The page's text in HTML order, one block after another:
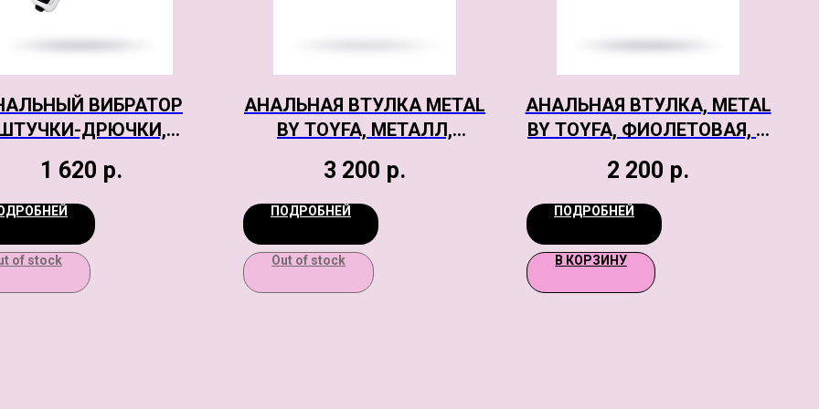
ВИБРАТОР
ДРЮЧКИ,
СМ
1 620 р.
of stock
АНАЛЬНАЯ ВТУЛКА METAL
BY TOYFA, МЕТАЛЛ,
КРИСТАЛЛОМ, 10,5 СМ, Ø 4
СМ, 165 Г
3 200 р.
ПОДРОБНЕЙ
Out of stock
АНАЛЬНАЯ ВТУЛКА, METAL
BY TOYFA, ФИОЛЕТОВАЯ, С
КРИСТАЛЛОМ, 8,2 СМ, Ø3,4
СМ, 85 Г.
2 200 р.
ПОДРОБНЕЙ
В КОРЗИНУ